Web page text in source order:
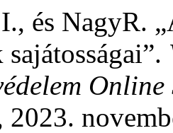
és NagyR.
2023.